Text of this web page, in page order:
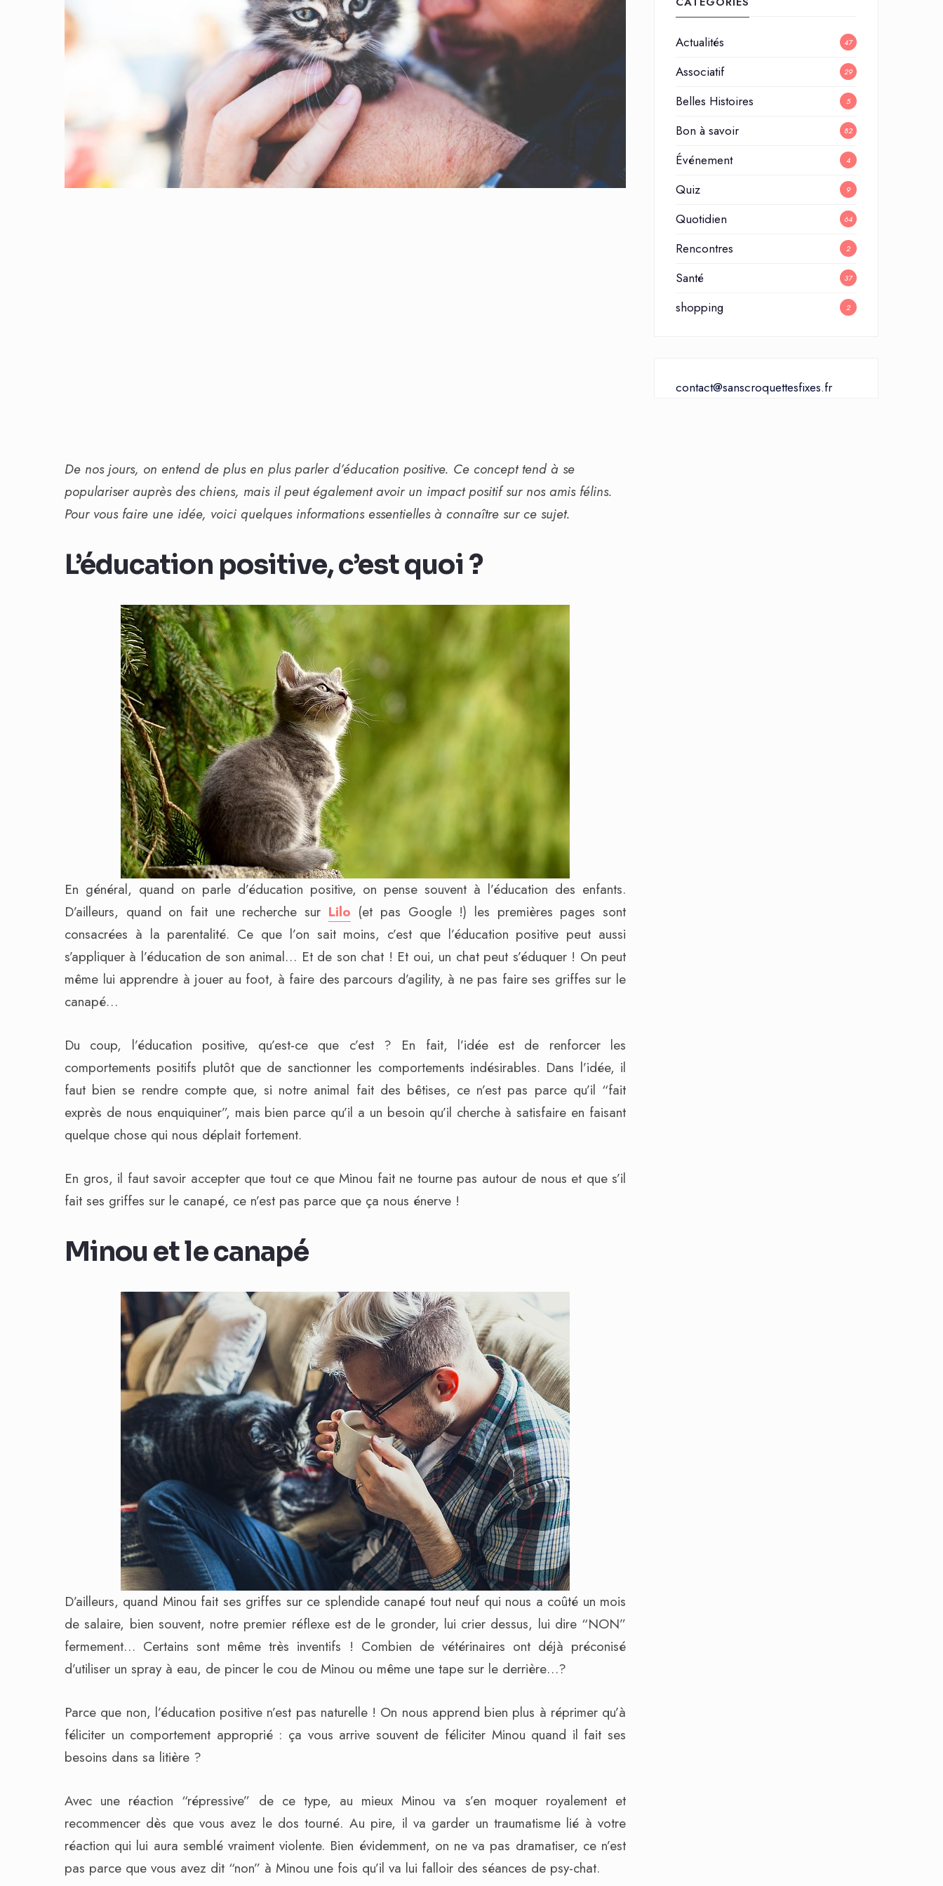
De nos jours, on entend de plus en plus parler d’éducation positive. Ce concept tend à se
populariser auprès des chiens, mais il peut également avoir un impact positif sur nos amis félins.
Pour vous faire une idée, voici quelques informations essentielles à connaître sur ce sujet.
L’éducation positive, c’est quoi ?
En général, quand on parle d’éducation positive, on pense souvent à l’éducation des enfants.
D’ailleurs, quand on fait une recherche sur Lilo (et pas Google !) les premières pages sont
consacrées à la parentalité. Ce que l’on sait moins, c’est que l’éducation positive peut aussi
s’appliquer à l’éducation de son animal… Et de son chat ! Et oui, un chat peut s’éduquer ! On peut
même lui apprendre à jouer au foot, à faire des parcours d’agility, à ne pas faire ses griffes sur le
canapé…
Du coup, l’éducation positive, qu’est-ce que c’est ? En fait, l’idée est de renforcer les
comportements positifs plutôt que de sanctionner les comportements indésirables. Dans l’idée, il
faut bien se rendre compte que, si notre animal fait des bêtises, ce n’est pas parce qu’il “fait
exprès de nous enquiquiner”, mais bien parce qu’il a un besoin qu’il cherche à satisfaire en faisant
quelque chose qui nous déplait fortement.
En gros, il faut savoir accepter que tout ce que Minou fait ne tourne pas autour de nous et que s’il
fait ses griffes sur le canapé, ce n’est pas parce que ça nous énerve !
Minou et le canapé
D’ailleurs, quand Minou fait ses griffes sur ce splendide canapé tout neuf qui nous a coûté un mois
de salaire, bien souvent, notre premier réflexe est de le gronder, lui crier dessus, lui dire “NON”
fermement… Certains sont même très inventifs ! Combien de vétérinaires ont déjà préconisé
d’utiliser un spray à eau, de pincer le cou de Minou ou même une tape sur le derrière…?
Parce que non, l’éducation positive n’est pas naturelle ! On nous apprend bien plus à réprimer qu’à
féliciter un comportement approprié : ça vous arrive souvent de féliciter Minou quand il fait ses
besoins dans sa litière ?
Avec une réaction “répressive” de ce type, au mieux Minou va s’en moquer royalement et
recommencer dès que vous avez le dos tourné. Au pire, il va garder un traumatisme lié à votre
réaction qui lui aura semblé vraiment violente. Bien évidemment, on ne va pas dramatiser, ce n’est
pas parce que vous avez dit “non” à Minou une fois qu’il va lui falloir des séances de psy-chat.
Actualités 47
Associatif 29
Belles Histoires 5
Bon à savoir 82
Événement 4
Quiz 9
Quotidien 64
Rencontres 2
Santé 37
shopping 2
contact@sanscroquettesfixes.fr